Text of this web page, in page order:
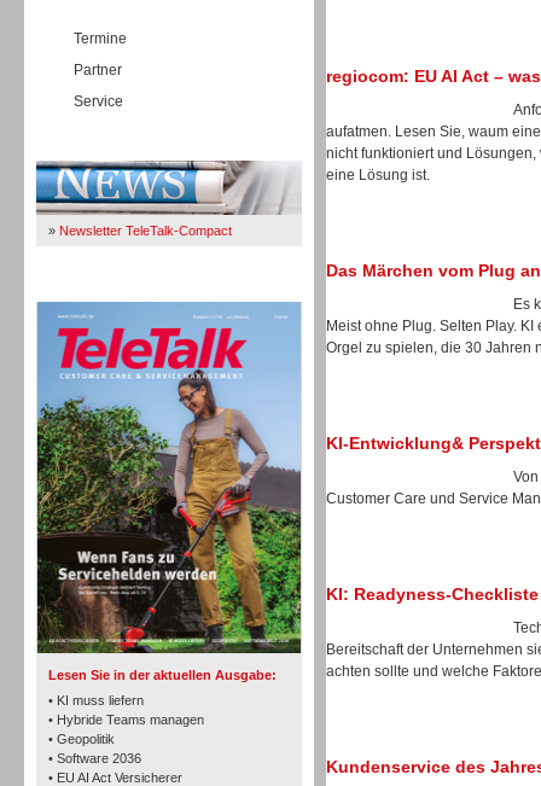
Termine
Partner
Service
» Newsletter TeleTalk-Compact
Lesen Sie in der aktuellen Ausgabe:
• KI muss liefern
• Hybride Teams managen
• Geopolitik
• Software 2036
• EU AI Act Versicherer
TK- und ACD-Systeme
Workforce-Management
regiocom: EU AI Act –
aufatmen. Lesen Sie, waum
nicht funktioniert und
eine Lösung ist.
Das Märchen vom Plug
Es
Meist ohne Plug. Selten Play.
Orgel zu spielen, die 30 Jahren
KI-Entwicklung&
Customer Care und Service
KI: Readyness-Checkliste
Bereitschaft der Unternehmen
achten sollte und welche
Kundenservice des